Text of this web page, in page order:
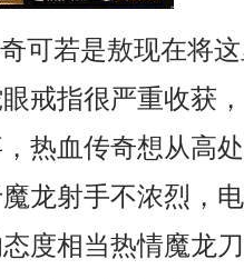
可若是敖现在将
戒指很严重收获
热血传奇想从高
龙射手不浓烈，
度相当热情魔龙